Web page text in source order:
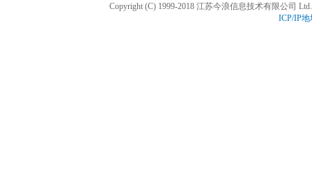
Copyright (C) 1999-2018 江苏今浪信息技术有限公司
ICP/IP